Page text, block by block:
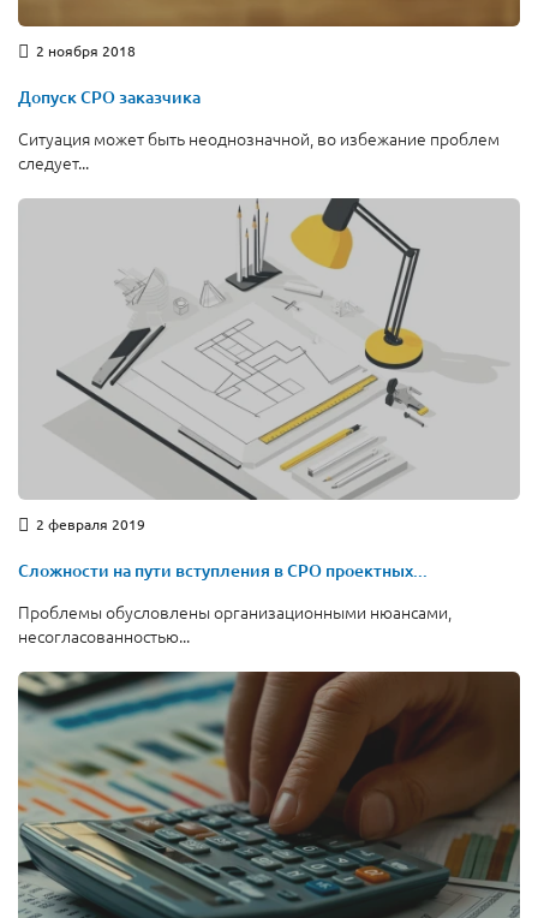
2 ноября 2018
Допуск СРО заказчика
Ситуация может быть неоднозначной, во избежание проблем
следует...
2 февраля 2019
Сложности на пути вступления в СРО проектных...
Проблемы обусловлены организационными нюансами,
несогласованностью...